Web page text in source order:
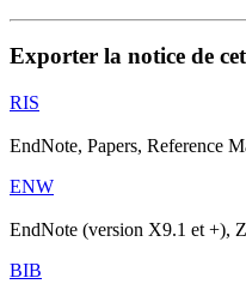
Exporter la notice de
RIS
EndNote, Papers, Reference
ENW
EndNote (version X9.1 et +),
BIB